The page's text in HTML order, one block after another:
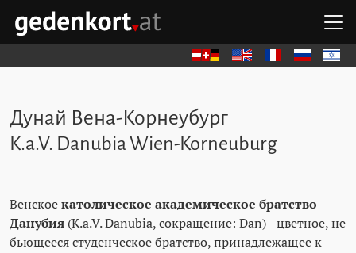
Перейти к содержимому
Перейти к навигации
Перейти к быстрым ссылкам
GEDENKORT - ГЛАВНАЯ
DeutschEnglish FrançaisРусский
עברית
Дунай Вена-Корнеубург
K.a.V. Danubia Wien-Korneuburg
Венскоекатолическое академическое братство
Данубия (K.a.V. Danubia, сокращение: Dan) - цветное, не
бьющееся студенческое братство, принадлежащее к